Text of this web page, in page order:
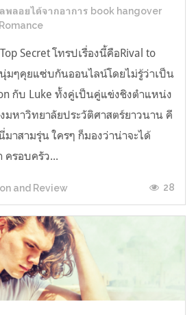
พลอยได้จากอาการ book hangover
Secret โทรปเรื่องนี้คือRival to
มๆคุยแซ่บกันออนไลน์โดยไม่รู้ว่าเป็น
กับ Luke ทั้งคู่เป็นคู่แข่งชิงตำแหน่ง
มหาวิทยาลัยประวัติศาสตร์ยาวนาน คี
าสามรุ่น ใครๆ ก็มองว่าน่าจะได้
รอบครัว...
and Review 28